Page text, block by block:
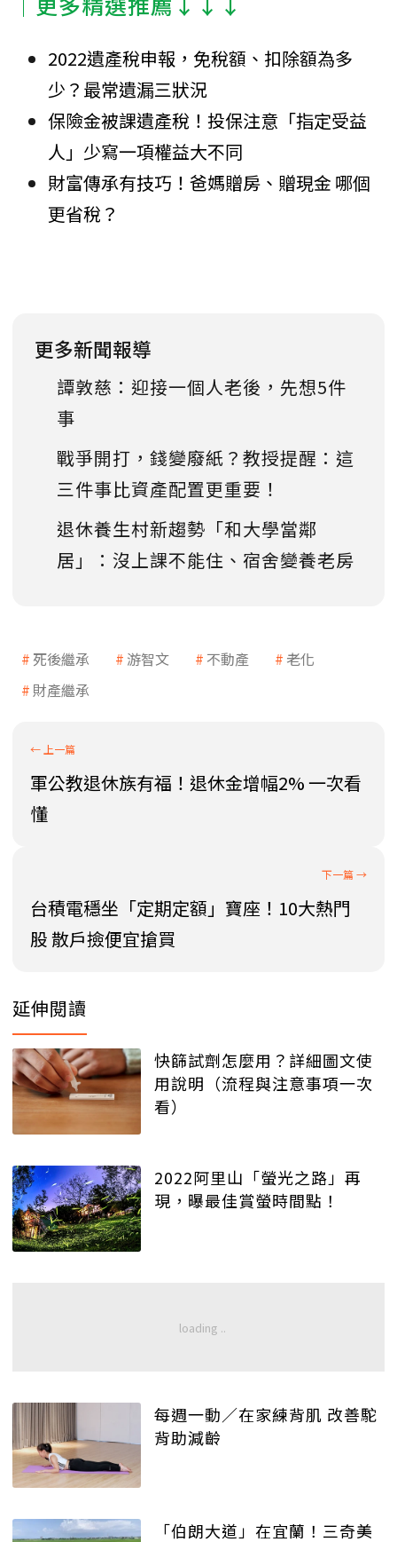
2022遺產稅申報，免稅額、扣除額為多
少？最常遺漏三狀況
保險金被課遺產稅！投保注意「指定受益
人」少寫一項權益大不同
財富傳承有技巧！爸媽贈房、贈現金 哪個
更省稅？
更多新聞報導
譚敦慈：迎接一個人老後，先想5件
事
戰爭開打，錢變廢紙？教授提醒：這
三件事比資產配置更重要！
退休養生村新趨勢「和大學當鄰
居」：沒上課不能住、宿舍變養老房
死後繼承 游智文 不動產
老化
財產繼承
軍公教退休族有福！退休金增幅2% 一次看
懂
台積電穩坐「定期定額」寶座！10大熱門
股 散戶撿便宜搶買
延伸閱讀
快篩試劑怎麼用？詳細圖文使
用說明（流程與注意事項一次
看）
2022阿里山「螢光之路」再
現，曝最佳賞螢時間點！
每週一動／在家練背肌 改善駝
背助減齡
「伯朗大道」在宜蘭！三奇美